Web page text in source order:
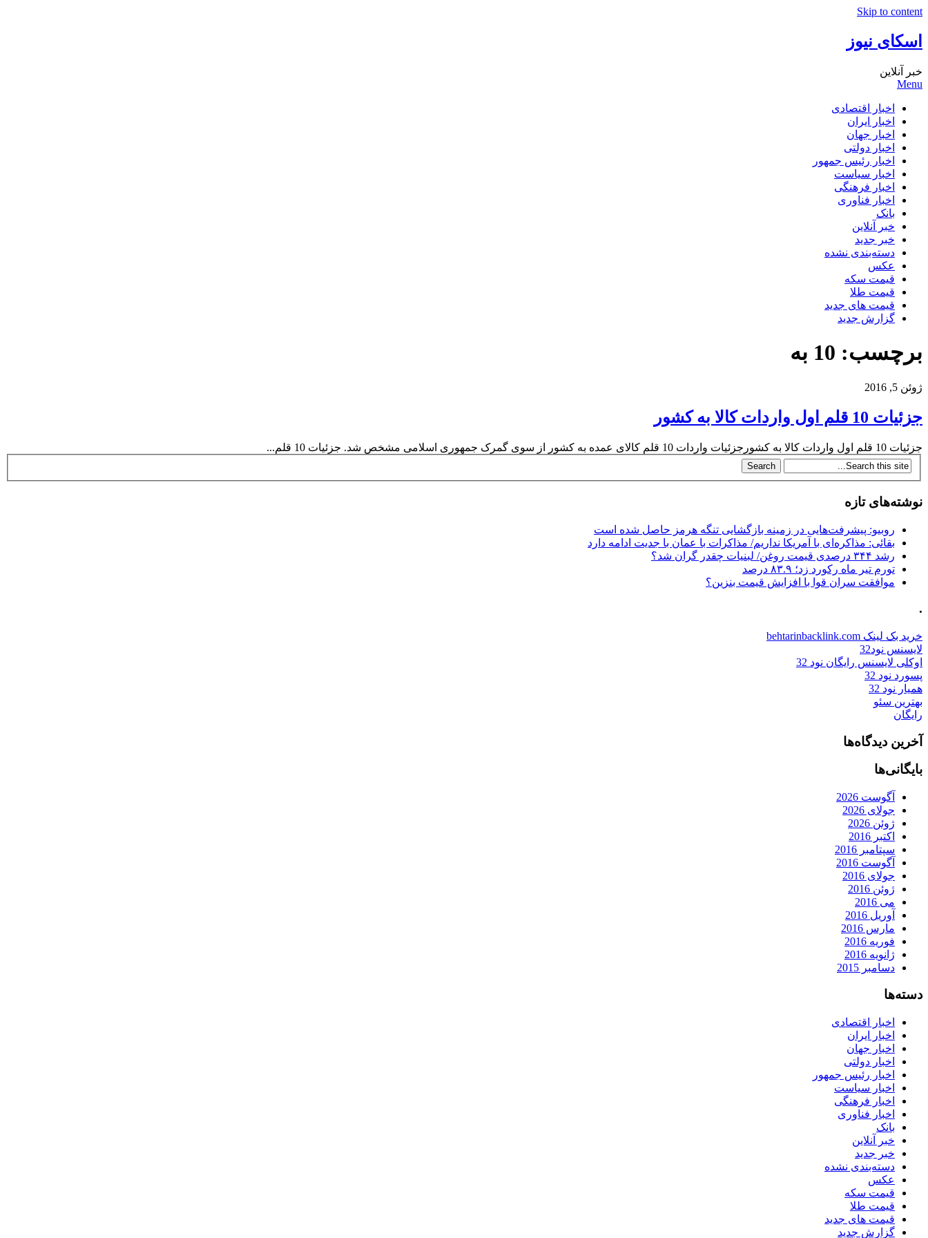
Skip to content
اسکای نیوز
خبر آنلاین
Menu
اخبار اقتصادی
اخبار ایران
اخبار جهان
اخبار دولتی
اخبار رئیس جمهور
اخبار سیاست
اخبار فرهنگی
اخبار فناوری
بانک
خبر آنلاین
خبر جدید
دسته‌بندی نشده
عکس
قیمت سکه
قیمت طلا
قیمت های جدید
گزارش جدید
برچسب: 10 به
ژوئن 5, 2016
جزئیات 10 قلم اول واردات کالا به کشور
جزئیات 10 قلم اول واردات کالا به کشورجزئیات واردات 10 قلم کالای عمده به کشور از سوی گمرک جمهوری اسلامی مشخص شد. جزئیات 10 قلم...
نوشته‌های تازه
روبیو: پیشرفت‌هایی در زمینه بازگشایی تنگه هرمز حاصل شده است
بقائی: مذاکره‌ای با آمریکا نداریم/ مذاکرات با عمان با جدیت ادامه دارد
رشد ۳۴۴ درصدی قیمت روغن/ لبنیات چقدر گران شد؟
تورم تیر ماه رکورد زد؛ ۸۳.۹ درصد
موافقت سران قوا با افزایش قیمت بنزین؟
.
خرید بک لینک behtarinbacklink.com
لایسنس نود32
اوکلی لایسنس رایگان نود 32
پسورد نود 32
همیار نود 32
بهترین سئو
رایگان
آخرین دیدگاه‌ها
بایگانی‌ها
آگوست 2026
جولای 2026
ژوئن 2026
اکتبر 2016
سپتامبر 2016
آگوست 2016
جولای 2016
ژوئن 2016
می 2016
آوریل 2016
مارس 2016
فوریه 2016
ژانویه 2016
دسامبر 2015
دسته‌ها
اخبار اقتصادی
اخبار ایران
اخبار جهان
اخبار دولتی
اخبار رئیس جمهور
اخبار سیاست
اخبار فرهنگی
اخبار فناوری
بانک
خبر آنلاین
خبر جدید
دسته‌بندی نشده
عکس
قیمت سکه
قیمت طلا
قیمت های جدید
گزارش جدید